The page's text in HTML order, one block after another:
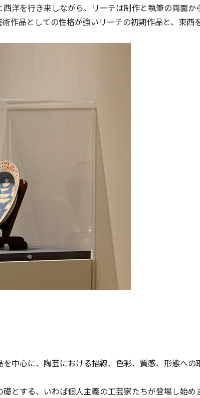
洋を行き来しながら、リーチは制作と執筆の両面か
作品としての性格が強いリーチの初期作品と、東西
中心に、陶芸における描線、色彩、質感、形態への
とする、いわば個人主義の工芸家たちが登場し始め